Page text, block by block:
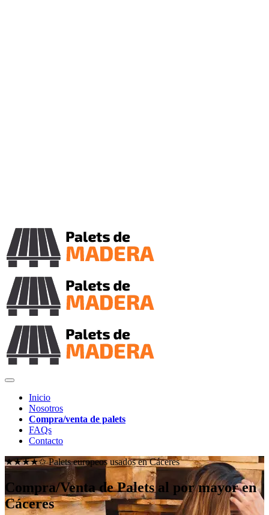
Inicio
Nosotros
Compra/venta de palets
FAQs
Contacto
★★★★✩ Palets europeos usados enCáceres
Compra/Venta de Palets al por mayor en
Cáceres